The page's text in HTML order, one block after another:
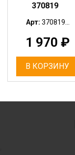
370819
Арт: 370819...
1 970 ₽
В КОРЗИНУ